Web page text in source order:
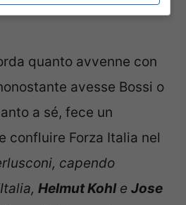
quanto avvenne con
avesse Bossi o
a sé, fece un
confluire Forza Italia nel
capendo
Helmut Kohle Jose